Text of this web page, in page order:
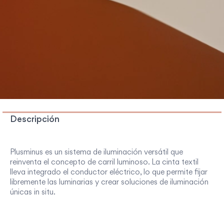
Descripción
Plusminus es un sistema de iluminación versátil que
reinventa el concepto de carril luminoso. La cinta textil
lleva integrado el conductor eléctrico, lo que permite fijar
libremente las luminarias y crear soluciones de iluminación
únicas in situ.